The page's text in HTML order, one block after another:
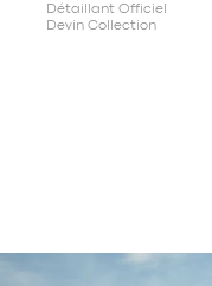
Détaillant Officiel
Devin Collection